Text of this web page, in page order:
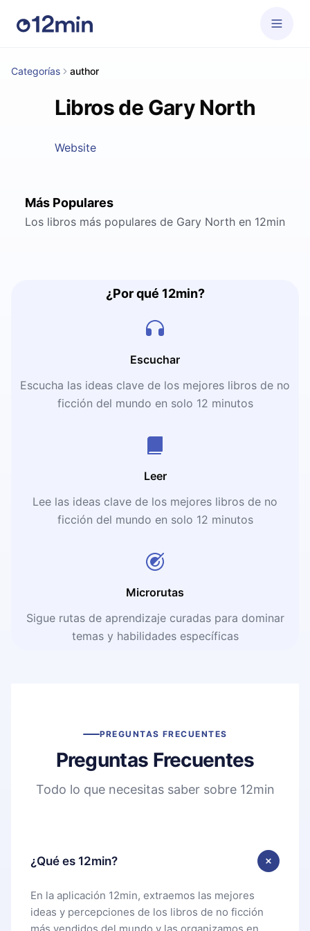
Categorías author
Libros de Gary North
Website
Más Populares
Los libros más populares de Gary North en 12min
¿Por qué 12min?
Escuchar
Escucha las ideas clave de los mejores libros de no
ficción del mundo en solo 12 minutos
Leer
Lee las ideas clave de los mejores libros de no
ficción del mundo en solo 12 minutos
Microrutas
Sigue rutas de aprendizaje curadas para dominar
temas y habilidades específicas
PREGUNTAS FRECUENTES
Preguntas Frecuentes
Todo lo que necesitas saber sobre 12min
¿Qué es 12min?
En la aplicación 12min, extraemos las mejores
ideas y percepciones de los libros de no ficción